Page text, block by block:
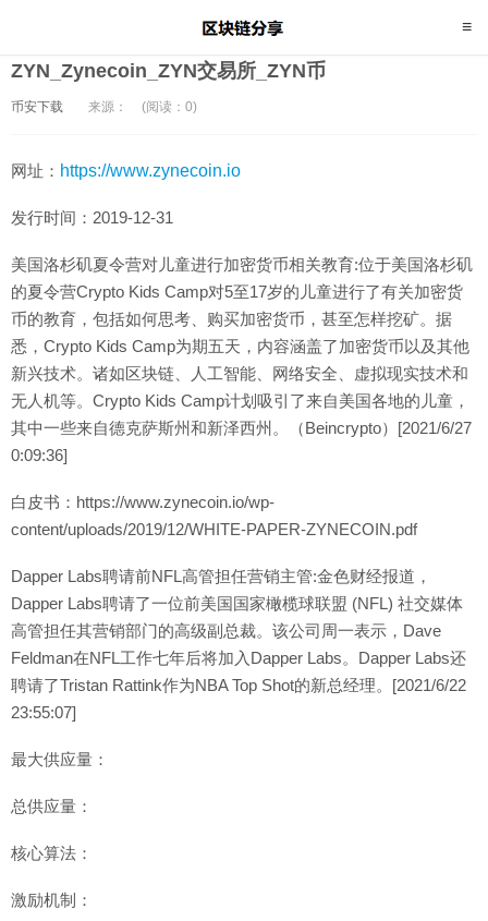
ZYN_Zynecoin_ZYN交易所_ZYN币
币安下载 来源： (阅读：0)
网址： https://www.zynecoin.io
发行时间：2019-12-31
美国洛杉矶夏令营对儿童进行加密货币相关教育:位于美国洛杉矶
的夏令营Crypto Kids Camp对5至17岁的儿童进行了有关加密货
币的教育，包括如何思考、购买加密货币，甚至怎样挖矿。据
悉，Crypto Kids Camp为期五天，内容涵盖了加密货币以及其他
新兴技术。诸如区块链、人工智能、网络安全、虚拟现实技术和
无人机等。Crypto Kids Camp计划吸引了来自美国各地的儿童，
其中一些来自德克萨斯州和新泽西州。（Beincrypto）[2021/6/27
0:09:36]
白皮书：https://www.zynecoin.io/wp-
content/uploads/2019/12/WHITE-PAPER-ZYNECOIN.pdf
Dapper Labs聘请前NFL高管担任营销主管:金色财经报道，
Dapper Labs聘请了一位前美国国家橄榄球联盟 (NFL) 社交媒体
高管担任其营销部门的高级副总裁。该公司周一表示，Dave
Feldman在NFL工作七年后将加入Dapper Labs。Dapper Labs还
聘请了Tristan Rattink作为NBA Top Shot的新总经理。[2021/6/22
23:55:07]
最大供应量：
总供应量：
核心算法：
激励机制：